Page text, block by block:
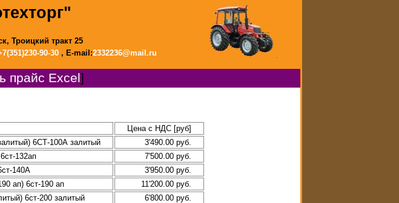
Троицкий тракт 25
90-30 , E-mail:2332236@mail.ru
прайс Excel]
Цена с НДС [руб]
6СТ-100А залитый
3'490.00 руб.
132ап
7'500.00 руб.
140А
3'950.00 руб.
ап) 6ст-190 ап
11'200.00 руб.
6ст-200 залитый
6'800.00 руб.